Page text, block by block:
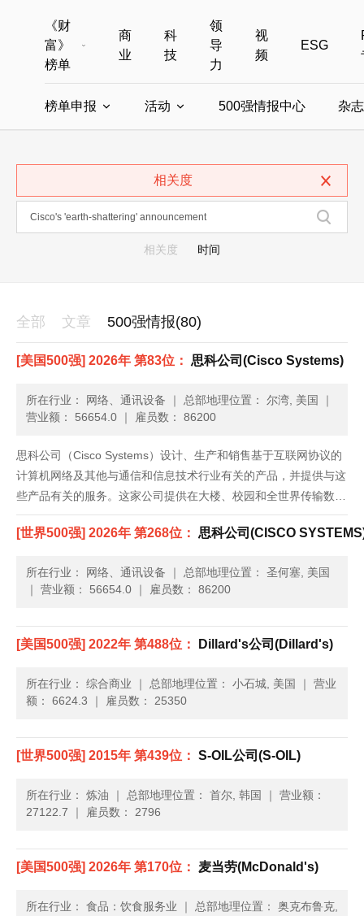
《财
富》
榜单
全部榜单
中国最具影响力商界女性
商
业
科
技
领
导
力
视
频
ESG
榜单申报 活动 500强情报中心 杂
相关度
相关度 时间
全部 文章 500强情报(80)
[美国500强] 2026年 第83位： 思科公司(Cisco Systems)
所在行业： 网络、通讯设备 ｜ 总部地理位置： 尔湾, 美国
｜
营业额： 56654.0 ｜ 雇员数： 86200
思科公司（Cisco Systems）设计、生产和销售基于互联网协议的
计算机网络及其他与通信和信息技术行业有关的产品，并提供与这
些产品有关的服务。这家公司提供在大楼、校园和全世界传输数
据、声音和视频的产品，产品广泛应用于企业、公共机构、电信公
司、商业和个人住宅。思科的产品与服务设计用于帮助客户建立
[世界500强] 2026年 第268位： 思科公司(CISCO
所在行业： 网络、通讯设备 ｜ 总部地理位置： 圣何塞, 美国
｜ 营业额： 56654.0 ｜ 雇员数： 86200
[美国500强] 2022年 第488位： Dillard's公司(Dillard's)
所在行业： 综合商业 ｜ 总部地理位置： 小石城, 美国 ｜ 营业
额： 6624.3 ｜ 雇员数： 25350
[世界500强] 2015年 第439位： S-OIL公司(S-OIL)
所在行业： 炼油 ｜ 总部地理位置： 首尔, 韩国 ｜ 营业额：
27122.7 ｜ 雇员数： 2796
[美国500强] 2026年 第170位： 麦当劳(McDonald's)
所在行业： 食品：饮食服务业 ｜ 总部地理位置： 奥克布鲁克,